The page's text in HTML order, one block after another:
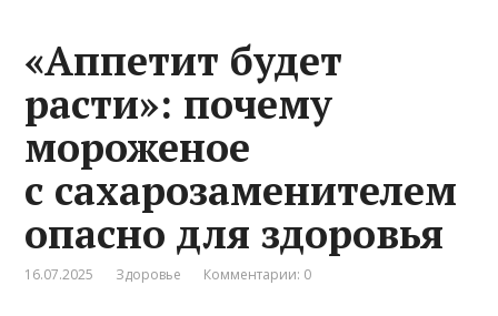
«Аппетит будет
расти»: почему
мороженое
с сахарозаменителем
опасно для здоровья
16.07.2025 Здоровье Комментарии: 0